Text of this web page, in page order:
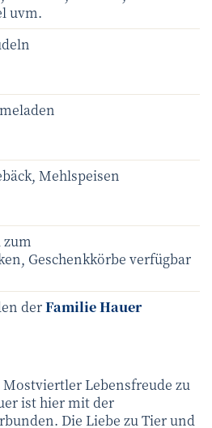
uvm.
Mehlspeisen
Geschenkkörbe verfügbar
derFamilie Hauer
Lebensfreude zu
ist hier mit der
Die Liebe zu Tier und